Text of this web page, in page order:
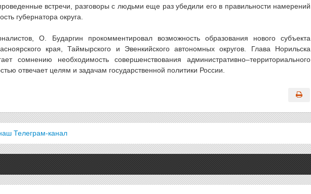
встречи, разговоры с людьми еще раз убедили его в правильности намерений
губернатора округа.
О. Бударгин прокомментировал возможность образования нового субъекта
края, Таймырского и Эвенкийского автономных округов. Глава Норильска
сомнению необходимость совершенствования административно–территориального
отвечает целям и задачам государственной политики России.
Телеграм-канал